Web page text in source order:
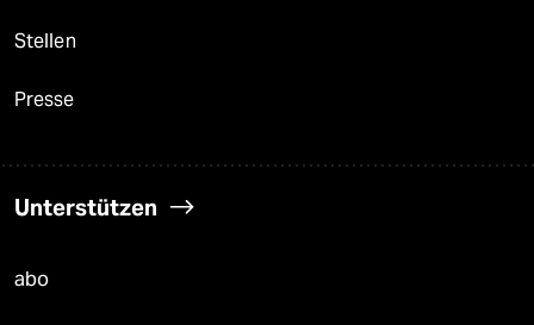
Stellen
Presse
Unterstützen
abo